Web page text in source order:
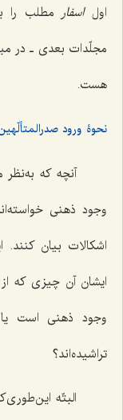
اولاسفار مطلب را
مجلّدات بعدی ـ در
هست.
نحوۀ ورود
آنچه که
وجود ذهنی
اشکالات بیان
ایشان آن چیزی که
وجود ذهنی است یا
تراشیده‌اند؟
البتّه